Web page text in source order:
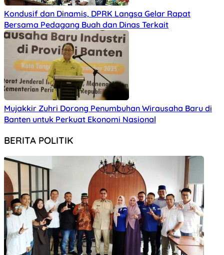
Kondusif dan Dinamis, DPRK Langsa Gelar Rapat
Bersama Pedagang Buah dan Dinas Terkait
Mujakkir Zuhri Dorong Penumbuhan Wirausaha Baru di
Banten untuk Perkuat Ekonomi Nasional
BERITA POLITIK